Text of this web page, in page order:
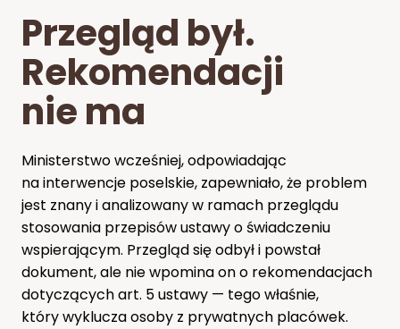
Przegląd był.
Rekomendacji
nie ma
Ministerstwo wcześniej, odpowiadając
na interwencje poselskie, zapewniało, że problem
jest znany i analizowany w ramach przeglądu
stosowania przepisów ustawy o świadczeniu
wspierającym. Przegląd się odbył i powstał
dokument, ale nie wpomina on o rekomendacjach
dotyczących art. 5 ustawy — tego właśnie,
który wyklucza osoby z prywatnych placówek.